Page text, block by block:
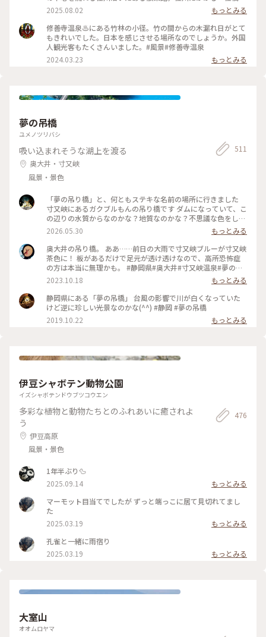
から「楓橋」にかけて、300mほどの遊歩道が続いています。
自然風景を満喫することができる「竹林の小径」✨️ 石畳の通路
を進んで行くと、中央部に竹製の大きな円形ベンチもあります
💡 誰もいなくて貸切状態😆 素敵な竹林の小径を満喫してきま
した✨️ 2025.7.9 #竹林の小径 #ゆるり夏時間
2025.08.02
もっとみる
修善寺温泉♨️にある竹林の小径。竹の間からの木漏れ日がとて
もきれいでした。日本を感じさせる場所なのでしょうか。外国
人観光客もたくさんいました。#風景#修善寺温泉
2024.03.23
もっとみる
夢の吊橋
ユメノツリバシ
吸い込まれそうな湖上を渡る
奥大井・寸又峡
風景・景色
511
「夢の吊り橋」と、何ともステキな名前の場所に行きました
寸又峡にあるガクブルもんの吊り橋です ダムになっていて、こ
の辺りの水質からなのかな？地質なのかな？不思議な色をして
います
2026.05.30
もっとみる
奥大井の吊り橋。 ああ……前日の大雨で寸又峡ブルーが寸又峡
茶色に！ 板があるだけで足元が透け透けなので、高所恐怖症
の方は本当に無理かも。 #静岡県#奥大井#寸又峡温泉#夢の吊
り橋
2023.10.18
もっとみる
静岡県にある「夢の吊橋」 台風の影響で川が白くなっていた
けど逆に珍しい光景なのかな(^^) #静岡 #夢の吊橋
2019.10.22
もっとみる
伊豆シャボテン動物公園
イズシャボテンドウブツコウエン
多彩な植物と動物たちとのふれあいに癒されよ
う
伊豆高原
風景・景色
476
1年半ぶり🦆
2025.09.14
もっとみる
マーモット目当てでしたが ずっと端っこに居て見切れてまし
た
2025.03.19
もっとみる
孔雀と一緒に雨宿り
2025.03.19
もっとみる
大室山
オオムロヤマ